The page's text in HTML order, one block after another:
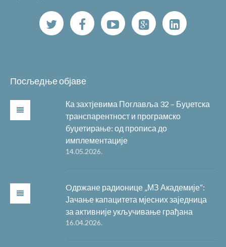
Посљедње објаве
Ка захтјевима Поглавља 32 – Буџетска
транспарентност и програмско
буџетирање: од прописа до
имплементације
14.05.2026.
Oдржане радионице „МЗ Академије“:
Јачање капацитета мјесних заједница
за активније укључивање грађана
16.04.2026.